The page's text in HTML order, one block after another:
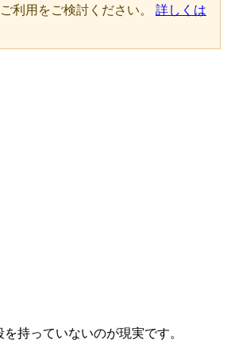
利用をご検討ください。 詳しくは
持っていないのが現実です。